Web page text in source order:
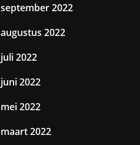
september 2022
augustus 2022
juli 2022
juni 2022
mei 2022
maart 2022